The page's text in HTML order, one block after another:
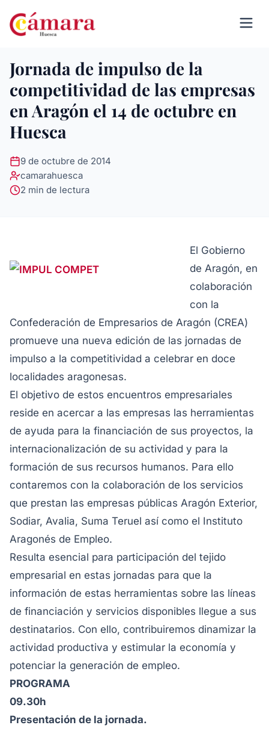
Jornada de impulso de la
competitividad de las empresas
en Aragón el 14 de octubre en
Huesca
9 de octubre de 2014
camarahuesca
2 min de lectura
El Gobierno
de Aragón, en
colaboración
con la
Confederación de Empresarios de Aragón (CREA)
promueve una nueva edición de las jornadas de
impulso a la competitividad a celebrar en doce
localidades aragonesas.
El objetivo de estos encuentros empresariales
reside en acercar a las empresas las herramientas
de ayuda para la financiación de sus proyectos, la
internacionalización de su actividad y para la
formación de sus recursos humanos. Para ello
contaremos con la colaboración de los servicios
que prestan las empresas públicas Aragón Exterior,
Sodiar, Avalia, Suma Teruel así como el Instituto
Aragonés de Empleo.
Resulta esencial para participación del tejido
empresarial en estas jornadas para que la
información de estas herramientas sobre las líneas
de financiación y servicios disponibles llegue a sus
destinatarios. Con ello, contribuiremos dinamizar la
actividad productiva y estimular la economía y
potenciar la generación de empleo.
PROGRAMA
09.30h
Presentación de la jornada.